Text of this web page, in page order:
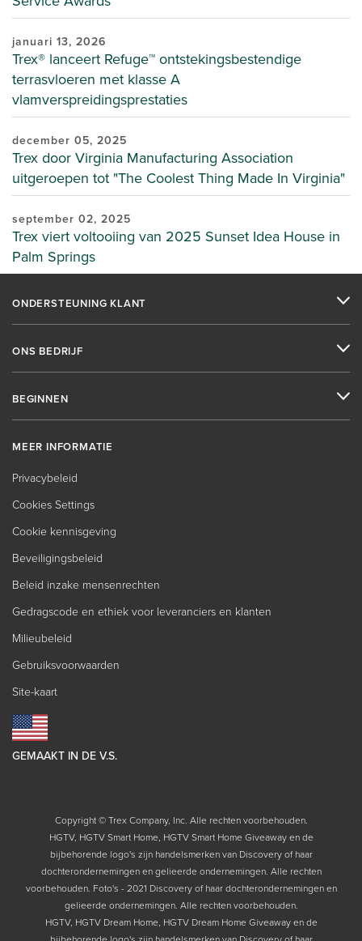
januari 13, 2026
Trex® lanceert Refuge™ ontstekingsbestendige
terrasvloeren met klasse A
vlamverspreidingsprestaties
december 05, 2025
Trex door Virginia Manufacturing Association
uitgeroepen tot "The Coolest Thing Made In Virginia"
september 02, 2025
Trex viert voltooiing van 2025 Sunset Idea House in
Palm Springs
ONDERSTEUNING KLANT
ONS BEDRIJF
BEGINNEN
MEER INFORMATIE
Privacybeleid
Cookies Settings
Cookie kennisgeving
Beveiligingsbeleid
Beleid inzake mensenrechten
Gedragscode en ethiek voor leveranciers en klanten
Milieubeleid
Gebruiksvoorwaarden
Site-kaart
GEMAAKT IN DE V.S.
Copyright © Trex Company, Inc. Alle rechten voorbehouden.
HGTV, HGTV Smart Home, HGTV Smart Home Giveaway en de
bijbehorende logo's zijn handelsmerken van Discovery of haar
dochterondernemingen en gelieerde ondernemingen. Alle rechten
voorbehouden. Foto's - 2021 Discovery of haar dochterondernemingen en
gelieerde ondernemingen. Alle rechten voorbehouden.
HGTV, HGTV Dream Home, HGTV Dream Home Giveaway en de